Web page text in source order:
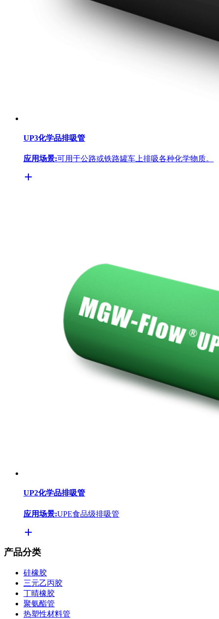
UP3化学品排吸管
应用场景:可用于公路或铁路罐车上排吸各种化学物质。
UP2化学品排吸管
应用场景:UPE食品级排吸管
产品分类
硅橡胶
三元乙丙胶
丁晴橡胶
聚氨酯管
热塑性材料管